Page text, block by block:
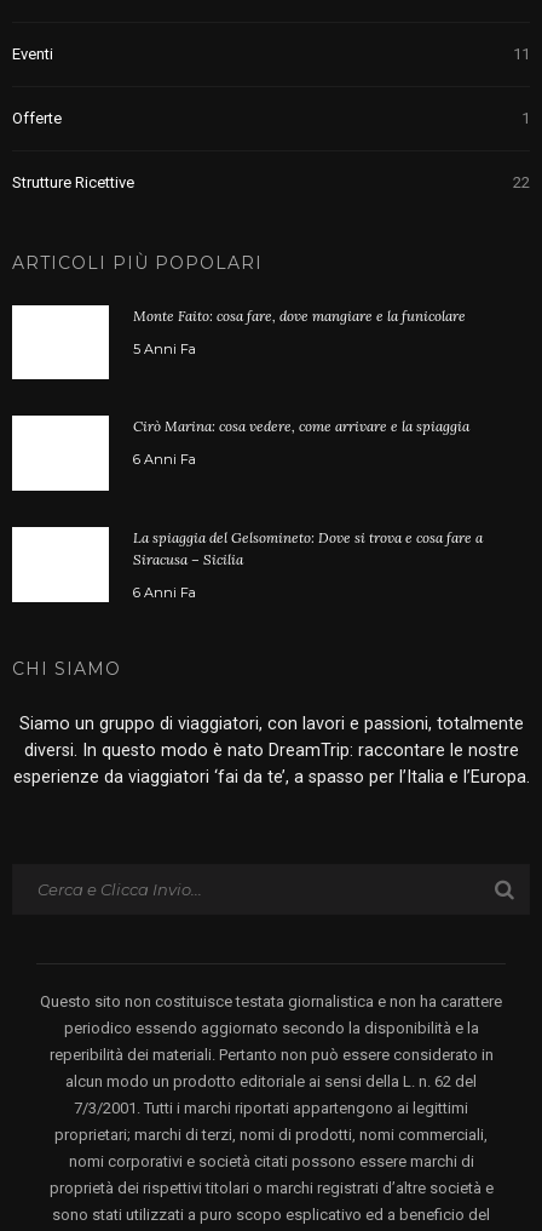
Eventi 11
Offerte 1
Strutture Ricettive 22
ARTICOLI PIÙ POPOLARI
Monte Faito: cosa fare, dove mangiare e la funicolare
5 Anni Fa
Cirò Marina: cosa vedere, come arrivare e la spiaggia
6 Anni Fa
La spiaggia del Gelsomineto: Dove si trova e cosa fare a
Siracusa – Sicilia
6 Anni Fa
CHI SIAMO
Siamo un gruppo di viaggiatori, con lavori e passioni, totalmente
diversi. In questo modo è nato DreamTrip: raccontare le nostre
esperienze da viaggiatori ‘fai da te’, a spasso per l’Italia e l’Europa.
Questo sito non costituisce testata giornalistica e non ha carattere
periodico essendo aggiornato secondo la disponibilità e la
reperibilità dei materiali. Pertanto non può essere considerato in
alcun modo un prodotto editoriale ai sensi della L. n. 62 del
7/3/2001. Tutti i marchi riportati appartengono ai legittimi
proprietari; marchi di terzi, nomi di prodotti, nomi commerciali,
nomi corporativi e società citati possono essere marchi di
proprietà dei rispettivi titolari o marchi registrati d’altre società e
sono stati utilizzati a puro scopo esplicativo ed a beneficio del